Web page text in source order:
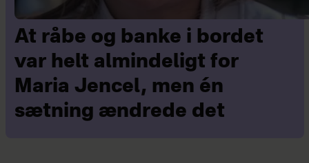
At råbe og banke i bordet
var helt almindeligt for
Maria Jencel, men én
sætning ændrede det